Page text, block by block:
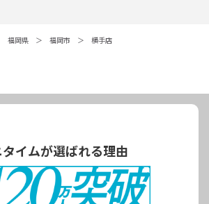
福岡県 福岡市 横手店
イムが選ばれる理由